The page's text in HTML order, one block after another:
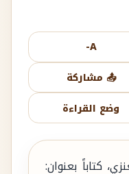
A-
📤 مشاركة
وضع القراءة
كتاباً بعنوان: